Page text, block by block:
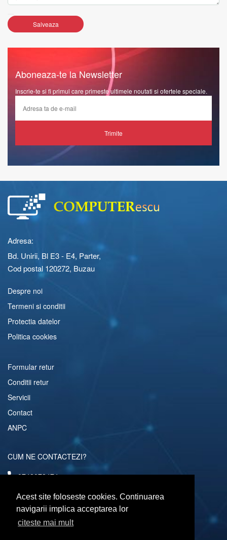
Acest site foloseste cookies. Continuarea
navigarii implica acceptarea lor
citeste mai mult
Salveaza
Aboneaza-te la Newsletter
Inscrie-te si fi primul care primeste ultimele noutati si ofertele speciale.
Trimite
Adresa:
Bd. Unirii, Bl E3 - E4, Parter,
Cod postal 120272, Buzau
Despre noi
Termeni si conditii
Protectia datelor
Politica cookies
Formular retur
Conditii retur
Servicii
Contact
ANPC
CUM NE CONTACTEZI?
0742072474
comenzi@computerescu.ro
URMARESTE-NE SI PE